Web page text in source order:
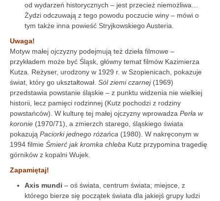
od wydarzeń historycznych – jest przecież niemożliwa…
Żydzi odczuwają z tego powodu poczucie winy – mówi o
tym także inna powieść Stryjkowskiego Austeria.
Uwaga!
Motyw małej ojczyzny podejmują też dzieła filmowe –
przykładem może być Śląsk, główny temat filmów Kazimierza
Kutza. Reżyser, urodzony w 1929 r. w Szopienicach, pokazuje
świat, który go ukształtował. Sól ziemi czarnej(1969)
przedstawia powstanie śląskie – z punktu widzenia nie wielkiej
historii, lecz pamięci rodzinnej (Kutz pochodzi z rodziny
powstańców). W kulturę tej małej ojczyzny wprowadza Perła w
koronie (1970/71), a zmierzch starego, śląskiego świata
pokazują Paciorki jednego różańca (1980). W nakręconym w
1994 filmie Śmierć jak kromka chleba Kutz przypomina tragedię
górników z kopalni Wujek.
Zapamiętaj!
Axis mundi – oś świata, centrum świata; miejsce, z
którego bierze się początek świata dla jakiejś grupy ludzi